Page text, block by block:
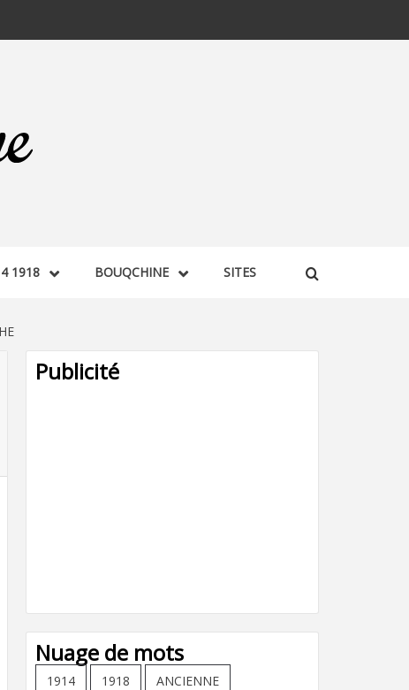
1918 BOUQCHINE SITES
Publicité
Nuage de mots
1914 1918 ANCIENNE